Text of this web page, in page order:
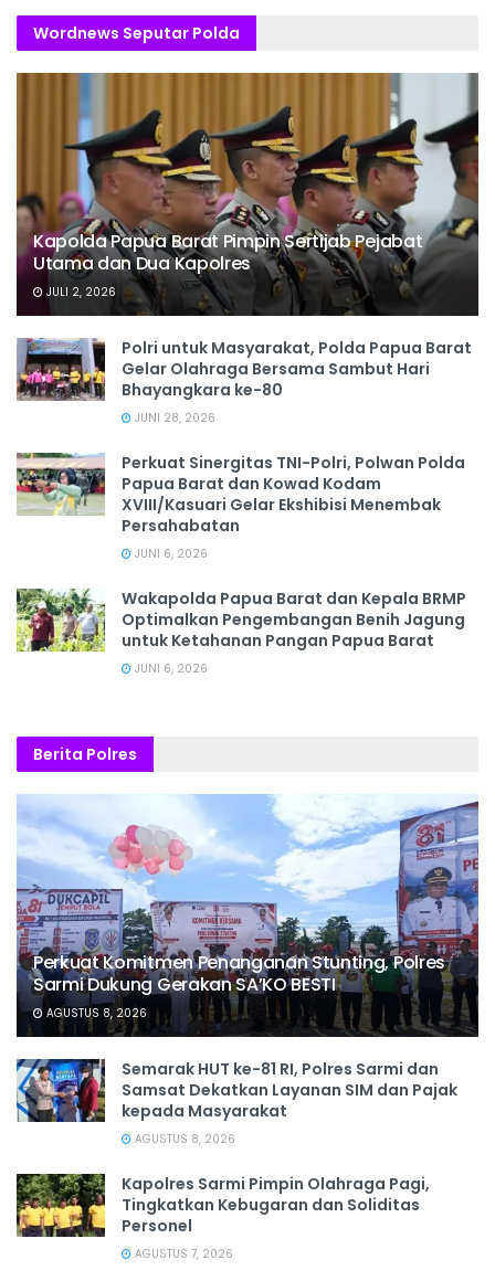
Wordnews Seputar Polda
Kapolda Papua Barat Pimpin Sertijab Pejabat
Utama dan Dua Kapolres
JULI 2, 2026
Polri untuk Masyarakat, Polda Papua Barat
Gelar Olahraga Bersama Sambut Hari
Bhayangkara ke-80
JUNI 28, 2026
‎Perkuat Sinergitas TNI-Polri, Polwan Polda
Papua Barat dan Kowad Kodam
XVIII/Kasuari Gelar Ekshibisi Menembak
Persahabatan
JUNI 6, 2026
Wakapolda Papua Barat dan Kepala BRMP
Optimalkan Pengembangan Benih Jagung
untuk Ketahanan Pangan Papua Barat
JUNI 6, 2026
Berita Polres
Perkuat Komitmen Penanganan Stunting, Polres
Sarmi Dukung Gerakan SA’KO BESTI
AGUSTUS 8, 2026
Semarak HUT ke-81 RI, Polres Sarmi dan
Samsat Dekatkan Layanan SIM dan Pajak
kepada Masyarakat
AGUSTUS 8, 2026
Kapolres Sarmi Pimpin Olahraga Pagi,
Tingkatkan Kebugaran dan Soliditas
Personel
AGUSTUS 7, 2026